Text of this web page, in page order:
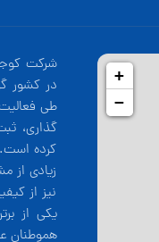
شرکت
طی
گذاری،
کرده
زیادی از
نیز از
یکی از
هموطنان
+
−